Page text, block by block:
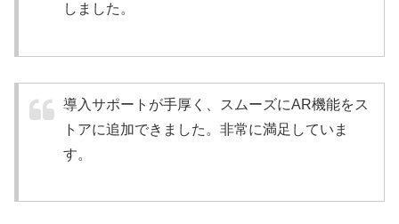
しました。
導入サポートが手厚く、スムーズにAR機能をス
トアに追加できました。非常に満足していま
す。